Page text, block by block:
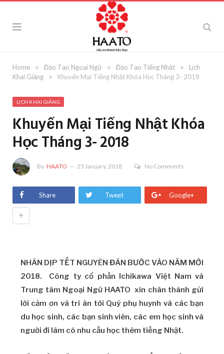
Home » Đào Tạo Ngoại Ngữ » Đào Tạo Tiếng Nhật »
Lịch
Khai Giảng
» Khuyến Mại Tiếng Nhật Khóa Học Tháng 3- 2018
LỊCH KHAI GIẢNG
Khuyến Mại Tiếng Nhật Khóa
Học Tháng 3- 2018
By HAATO 25 January, 2018 No Comments
Share Tweet Google+
+
NHÂN DỊP TẾT NGUYÊN ĐÁN BƯỚC VÀO NĂM MỚI
2018. Công ty cổ phần Ichikawa Việt Nam và
Trung tâm Ngoại Ngữ HAATO xin chân thành gửi
lời cảm ơn và tri ân tới Quý phụ huynh và các bạn
du học sinh, các bạn sinh viên, các em học sinh và
người đi làm có nhu cầu học thêm tiếng Nhật.